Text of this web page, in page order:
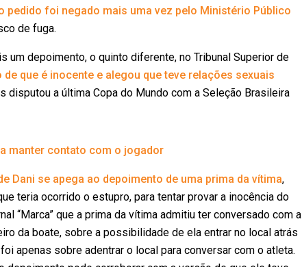
pedido foi negado mais uma vez pelo Ministério Público
de fuga.
um depoimento, o quinto diferente, no Tribunal Superior de
que é inocente e alegou que teve relações sexuais
disputou a última Copa do Mundo com a Seleção Brasileira
manter contato com o jogador
Dani se apega ao depoimento de uma prima da vítima,
teria ocorrido o estupro, para tentar provar a inocência do
“Marca” que a prima da vítima admitiu ter conversado com a
da boate, sobre a possibilidade de ela entrar no local atrás
apenas sobre adentrar o local para conversar com o atleta.